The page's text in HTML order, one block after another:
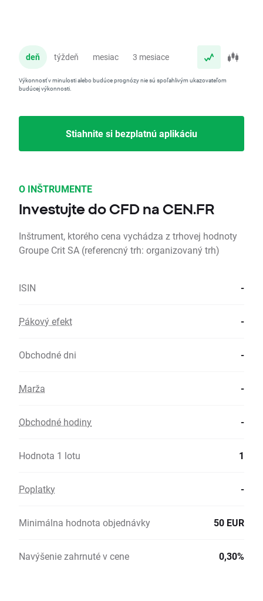
deň týždeň mesiac 3 mesiace
Výkonnosť v minulosti alebo budúce prognózy nie sú spoľahlivým ukazovateľom
budúcej výkonnosti.
Stiahnite si bezplatnú aplikáciu
O INŠTRUMENTE
Investujte do CFD na CEN.FR
Inštrument, ktorého cena vychádza z trhovej hodnoty
Groupe Crit SA (referencný trh: organizovaný trh)
ISIN -
Pákový efekt -
Obchodné dni -
Marža -
Obchodné hodiny -
Hodnota 1 lotu 1
Poplatky -
Minimálna hodnota objednávky 50 EUR
Navýšenie zahrnuté v cene 0,30%